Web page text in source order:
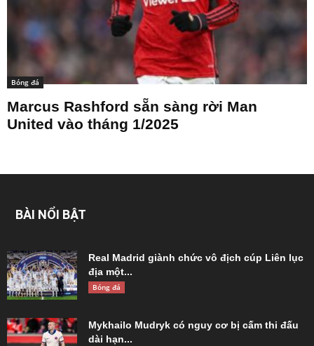
Bóng đá
Marcus Rashford sẵn sàng rời Man
United vào tháng 1/2025
BÀI NỔI BẬT
Real Madrid giành chức vô địch cúp Liên lục
địa một...
Bóng đá
Mykhailo Mudryk có nguy cơ bị cấm thi đấu
dài hạn...